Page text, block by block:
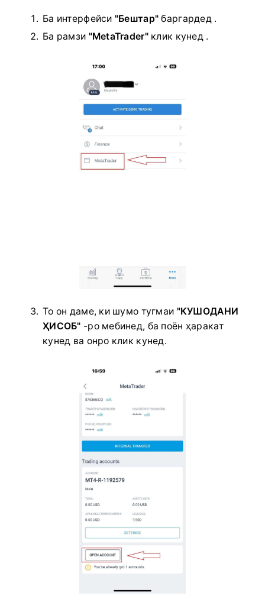
Ба интерфейси "Бештар" баргардед .
Ба рамзи "MetaTrader"клик кунед .
То он даме, ки шумо тугмаи "КУШОДАНИ
ҲИСОБ" -ро мебинед, ба поён ҳаракат
кунед ва онро клик кунед.